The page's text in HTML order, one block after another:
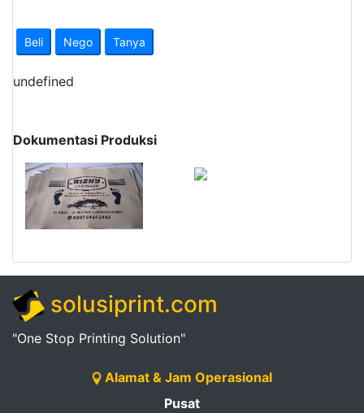
Pendapatan
Fee
Password
Logout
Beli Nego Tanya
undefined
Dokumentasi Produksi
solusiprint.com
"One Stop Printing Solution"
Alamat & Jam Operasional
Pusat